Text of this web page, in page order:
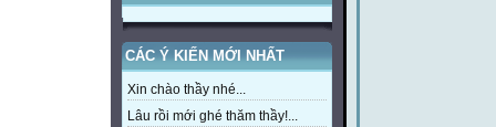
CÁC Ý KIẾN MỚI NHẤT
Xin chào thầy nhé...
Lâu rồi mới ghé thăm thầy!...